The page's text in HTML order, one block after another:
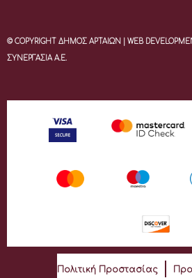
© COPYRIGHT ΔΗΜΟΣ ΑΡΤΑΙΩΝ | WEB
ΣΥΝΕΡΓΑΣΙΑ Α.Ε.
Πολιτική Προστασίας